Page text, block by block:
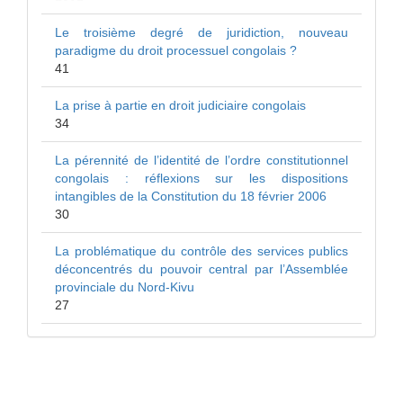
Le troisième degré de juridiction, nouveau
paradigme du droit processuel congolais ?
41
La prise à partie en droit judiciaire congolais
34
La pérennité de l’identité de l’ordre constitutionnel
congolais : réflexions sur les dispositions
intangibles de la Constitution du 18 février 2006
30
La problématique du contrôle des services publics
déconcentrés du pouvoir central par l’Assemblée
provinciale du Nord-Kivu
27